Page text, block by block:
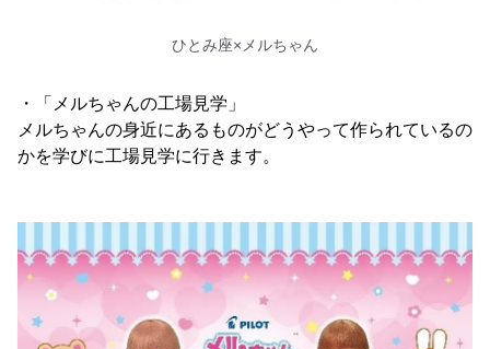
ひとみ座×メルちゃん
・「メルちゃんの工場見学」
メルちゃんの身近にあるものがどうやって作られているの
かを学びに工場見学に行きます。